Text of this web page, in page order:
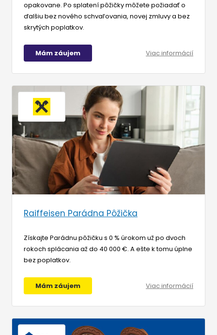
opakovane. Po splatení pôžičky môžete požiadať o
ďalšiu bez nového schvaľovania, novej zmluvy a bez
skrytých poplatkov.
Mám záujem Viac informácií
Raiffeisen Parádna Pôžička
Získajte Parádnu pôžičku s 0 % úrokom už po dvoch
rokoch splácania až do 40 000 €. A ešte k tomu úplne
bez poplatkov.
Mám záujem Viac informácií